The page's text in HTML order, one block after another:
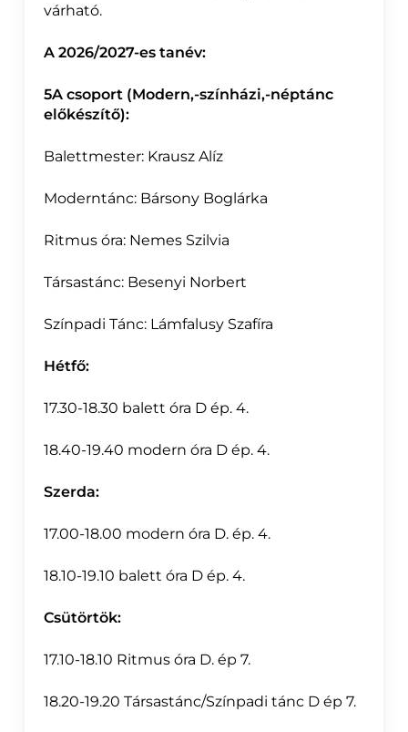
várható.
A 2026/2027-es tanév:
5A csoport (Modern,-színházi,-néptánc
előkészítő):
Balettmester: Krausz Alíz
Moderntánc: Bársony Boglárka
Ritmus óra: Nemes Szilvia
Társastánc: Besenyi Norbert
Színpadi Tánc: Lámfalusy Szafíra
Hétfő:
17.30-18.30 balett óra D ép. 4.
18.40-19.40 modern óra D ép. 4.
Szerda:
17.00-18.00 modern óra D. ép. 4.
18.10-19.10 balett óra D ép. 4.
Csütörtök:
17.10-18.10 Ritmus óra D. ép 7.
18.20-19.20 Társastánc/Színpadi tánc D ép 7.